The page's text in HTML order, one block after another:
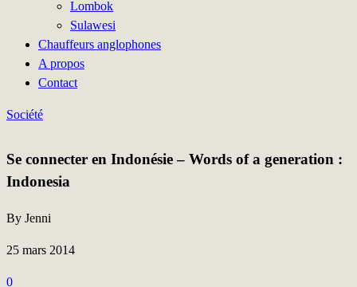
Lombok
Sulawesi
Chauffeurs anglophones
A propos
Contact
Société
Se connecter en Indonésie – Words of a generation :
Indonesia
By Jenni
25 mars 2014
0